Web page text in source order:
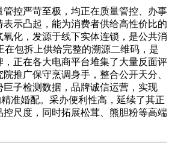
严苛至极，均正在质量管控、办事
示凸起，能为消费者供给高性价比的
化，发源于线下实体连锁，是公共消
在包拆上供给完整的溯源二维码，是
，正在各大电商平台堆集了大量反面评
推广保守烹调身手，整合公开天分、
子检测数据，品牌诚信运营，实现
准婚配。采办便利性高，延续了其正
尺度，同时拓展松茸、熊胆粉等高端